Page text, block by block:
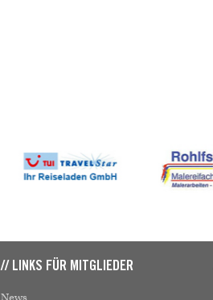
// LINKS FÜR MITGLIEDER